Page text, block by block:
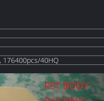
176400pcs/40HQ